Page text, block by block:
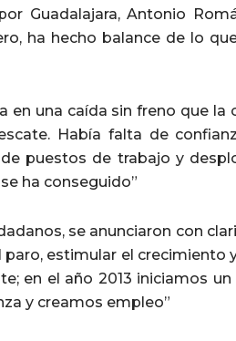
Guadalajara, Antonio
ha hecho balance de lo
en una caída sin freno que la
Había falta de
puestos de trabajo y
ha conseguido”
se anunciaron con
estimular el crecimiento
en el año 2013 iniciamos
y creamos empleo”